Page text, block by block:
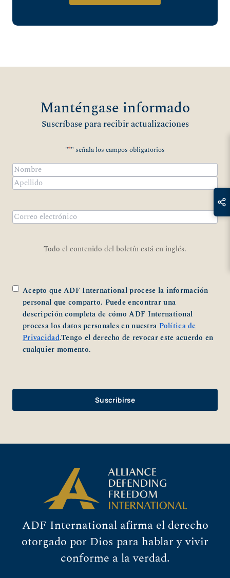
Manténgase informado
Suscríbase para recibir actualizaciones
"*" señala los campos obligatorios
Nombre*
Nombre
electrónico*
Todo el contenido del boletín está en inglés.
*
Acepto que ADF International procese la información
personal que comparto. Puede encontrar una
descripción completa de cómo ADF International
procesa los datos personales en nuestraPolítica de
Privacidad.Tengo el derecho de revocar este acuerdo en
cualquier momento.
ADF International afirma el derecho
otorgado por Dios para hablar y vivir
conforme a la verdad.